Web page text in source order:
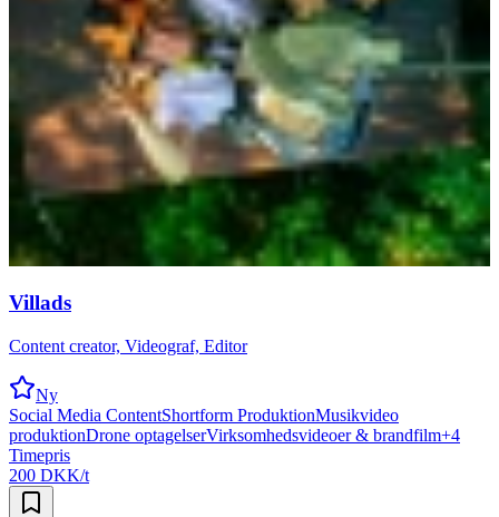
Villads
Content creator, Videograf, Editor
Ny
Social Media ContentShortform ProduktionMusikvideo
produktionDrone optagelserVirksomhedsvideoer & brandfilm+4
Timepris
200 DKK/t